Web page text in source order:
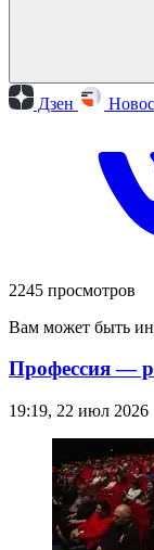
Дзен
2245 просмотров
Вам может быть
Профессия —
19:19, 22 июл 2026